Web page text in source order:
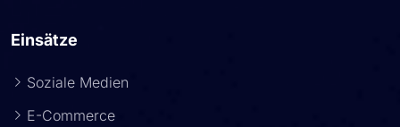
Einsätze
Soziale Medien
E-Commerce